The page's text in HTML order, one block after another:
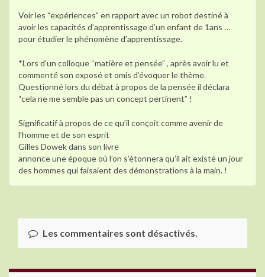
Voir les “expériences” en rapport avec un robot destiné à
avoir les capacités d’apprentissage d’un enfant de 1ans …
pour étudier le phénomène d’apprentissage.
*Lors d’un colloque “matière et pensée” , après avoir lu et
commenté son exposé et omis d’évoquer le thème.
Questionné lors du débat à propos de la pensée il déclara
“cela ne me semble pas un concept pertinent” !
Significatif à propos de ce qu’il conçoit comme avenir de
l’homme et de son esprit
Gilles Dowek dans son livre
annonce une époque où l’on s’étonnera qu’il ait existé un jour
des hommes qui faisaient des démonstrations à la main. !
Les commentaires sont désactivés.